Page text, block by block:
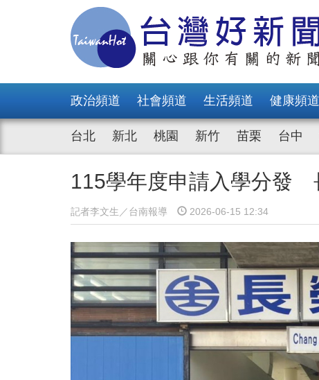
政治頻道 社會頻道 生活頻道 健康頻道
台北 新北 桃園 新竹 苗栗 台中
115學年度申請入學分發
記者李文生／台南報導 2026-06-15 12:34